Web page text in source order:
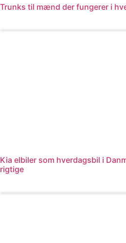
Trunks til mænd der fungerer i
Kia elbiler som hverdagsbil i
rigtige